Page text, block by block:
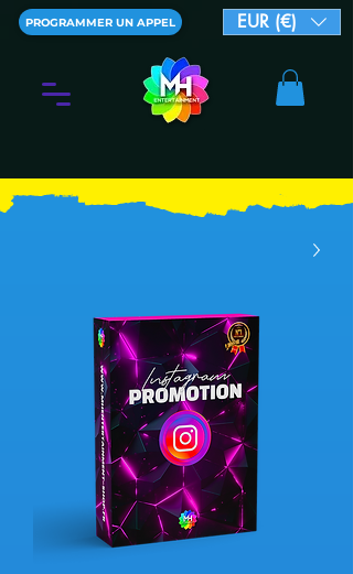
PROGRAMMER UN APPEL EUR (€)